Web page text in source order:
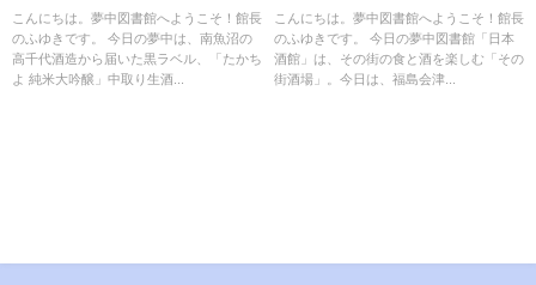
こんにちは。夢中図書館へようこそ！館長
のふゆきです。 今日の夢中は、南魚沼の
高千代酒造から届いた黒ラベル、「たかち
よ 純米大吟醸」中取り生酒...
絶品馬肉料理も
こんにちは。夢中図書館へようこそ！館長
のふゆきです。 今日の夢中図書館「日本
酒館」は、その街の食と酒を楽しむ「その
街酒場」。今日は、福島会津...